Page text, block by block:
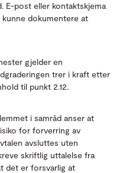
E-post eller kontaktskjema
dokumentere at
gjelder en
trer i kraft etter
til punkt 2.12.
i samråd anser at
for forverring av
avsluttes uten
skriftlig uttalelse fra
det er forsvarlig at